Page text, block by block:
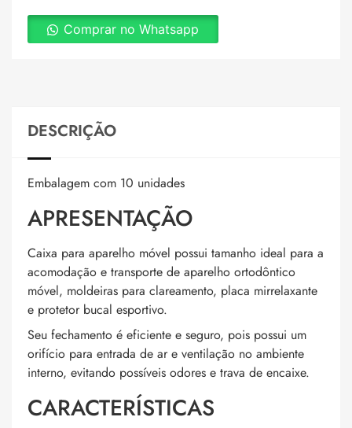
Comprar no Whatsapp
DESCRIÇÃO
Embalagem com 10 unidades
APRESENTAÇÃO
Caixa para aparelho móvel possui tamanho ideal para a
acomodação e transporte de aparelho ortodôntico
móvel, moldeiras para clareamento, placa mirrelaxante
e protetor bucal esportivo.
Seu fechamento é eficiente e seguro, pois possui um
orifício para entrada de ar e ventilação no ambiente
interno, evitando possíveis odores e trava de encaixe.
CARACTERÍSTICAS